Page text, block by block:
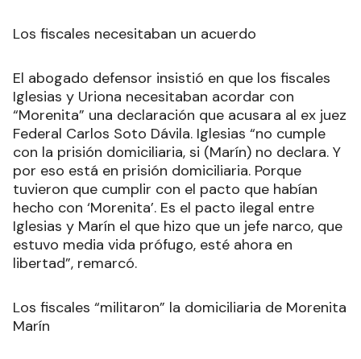
Los fiscales necesitaban un acuerdo
El abogado defensor insistió en que los fiscales
Iglesias y Uriona necesitaban acordar con
“Morenita” una declaración que acusara al ex juez
Federal Carlos Soto Dávila. Iglesias “no cumple
con la prisión domiciliaria, si (Marín) no declara. Y
por eso está en prisión domiciliaria. Porque
tuvieron que cumplir con el pacto que habían
hecho con ‘Morenita’. Es el pacto ilegal entre
Iglesias y Marín el que hizo que un jefe narco, que
estuvo media vida prófugo, esté ahora en
libertad”, remarcó.
Los fiscales “militaron” la domiciliaria de Morenita
Marín